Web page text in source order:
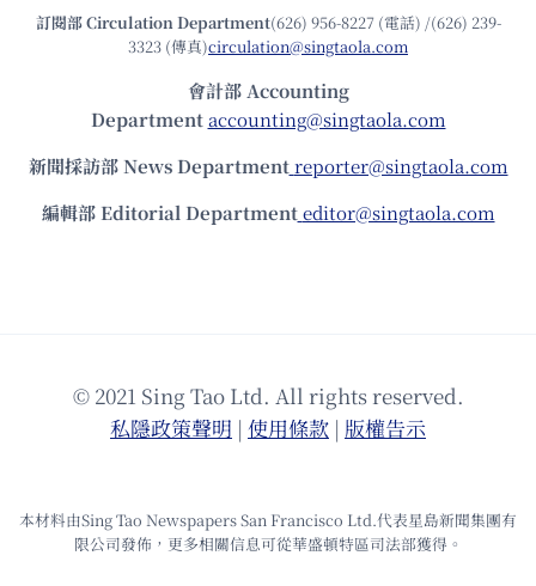
訂閱部 Circulation Department(626) 956-8227 (電話) /(626) 239-
3323 (傳真)circulation@singtaola.com
會計部 Accounting
Department accounting@singtaola.com
新聞採訪部 News Department reporter@singtaola.com
編輯部 Editorial Department editor@singtaola.com
© 2021 Sing Tao Ltd. All rights reserved.
私隱政策聲明 | 使⽤條款 | 版權告⽰
本材料由Sing Tao Newspapers San Francisco Ltd.代表星島新聞集團有
限公司發佈，更多相關信息可從華盛頓特區司法部獲得。